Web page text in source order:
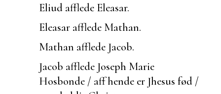
Eliud afflede Eleasar.
Eleasar afflede Mathan.
Mathan afflede Jacob.
Jacob afflede Joseph Marie
Hosbonde / aff hende er Jhesus fød /